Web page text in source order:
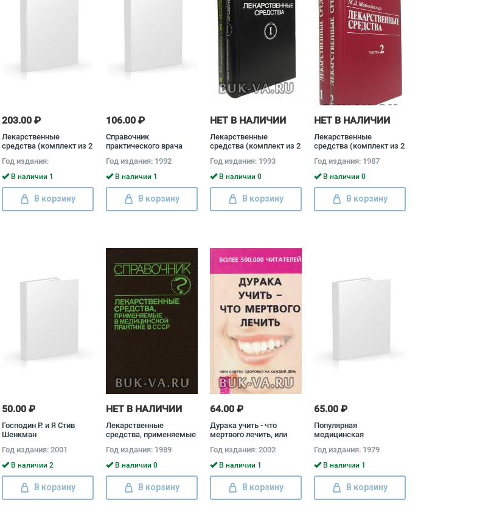
203.00 ₽
Лекарственные
средства (комплект из 2
Машковский
Год издания:
В наличии 1
В корзину
106.00 ₽
Справочник
практического врача
Юрий Вельтищев, Федор
Комаров, Сергей
Навашин
Год издания: 1992
В наличии 1
В корзину
НЕТ В НАЛИЧИИ
Лекарственные
средства (комплект из 2
Машковский
Год издания: 1993
В наличии 0
В корзину
НЕТ В НАЛИЧИИ
Лекарственные
средства (комплект из 2
Машковский
Год издания: 1987
В наличии 0
В корзину
50.00 ₽
Господин Р. и Я Стив
Шенкман
Год издания: 2001
В наличии 2
В корзину
НЕТ В НАЛИЧИИ
Лекарственные
средства, применяемые
в СССР
Год издания: 1989
В наличии 0
В корзину
64.00 ₽
Дурака учить - что
мертвого лечить, или
каждый день Е.
Хамитова, Е. Селезнева,
Л. Томутова, Вероника
Югай, М. Паламарчук, Т.
Гарина
Год издания: 2002
В наличии 1
В корзину
65.00 ₽
Популярная
медицинская
Год издания: 1979
В наличии 1
В корзину